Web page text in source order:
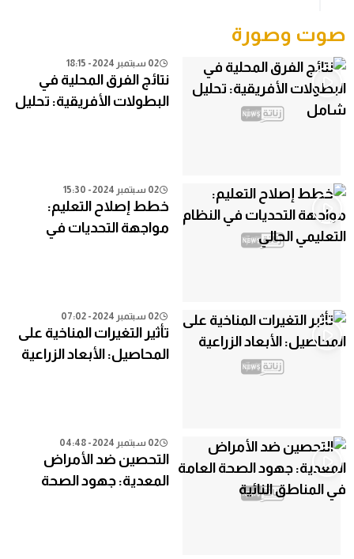
صوت وصورة
02 سبتمبر 2024 - 18:15
نتائج الفرق المحلية في
البطولات الأفريقية: تحليل
02 سبتمبر 2024 - 15:30
خطط إصلاح التعليم:
مواجهة التحديات في
02 سبتمبر 2024 - 07:02
تأثير التغيرات المناخية على
المحاصيل: الأبعاد الزراعية
02 سبتمبر 2024 - 04:48
التحصين ضد الأمراض
المعدية: جهود الصحة